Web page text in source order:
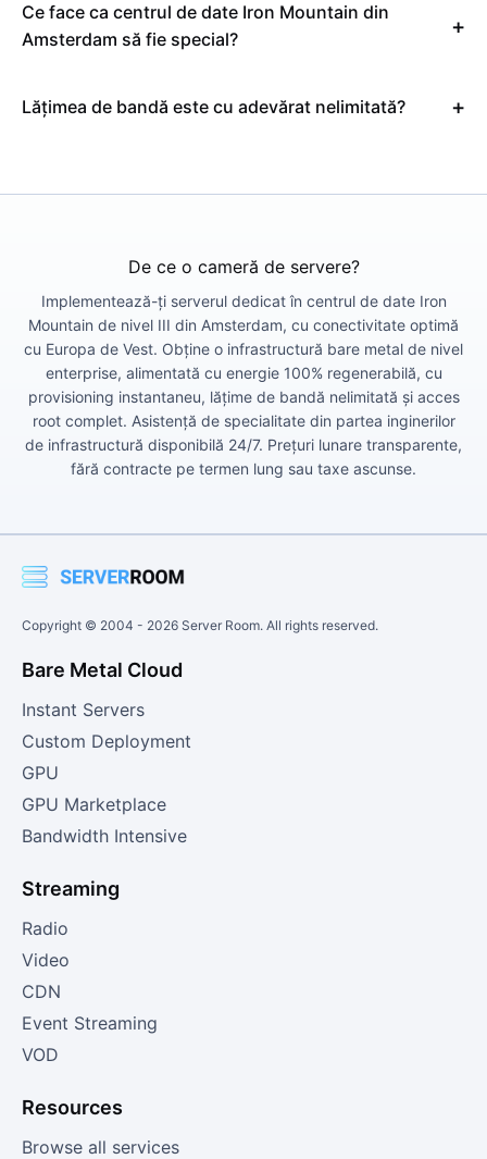
Ce face ca centrul de date Iron Mountain din
Amsterdam să fie special?
Lățimea de bandă este cu adevărat nelimitată?
De ce o cameră de servere?
Implementează-ți serverul dedicat în centrul de date Iron
Mountain de nivel III din Amsterdam, cu conectivitate optimă
cu Europa de Vest. Obține o infrastructură bare metal de nivel
enterprise, alimentată cu energie 100% regenerabilă, cu
provisioning instantaneu, lățime de bandă nelimitată și acces
root complet. Asistență de specialitate din partea inginerilor
de infrastructură disponibilă 24/7. Prețuri lunare transparente,
fără contracte pe termen lung sau taxe ascunse.
Copyright © 2004 - 2026 Server Room. All rights reserved.
Bare Metal Cloud
Instant Servers
Custom Deployment
GPU
GPU Marketplace
Bandwidth Intensive
Streaming
Radio
Video
CDN
Event Streaming
VOD
Resources
Browse all services